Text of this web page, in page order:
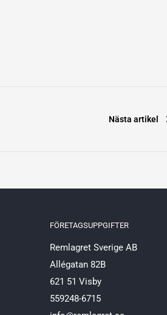
Nästa artikel
FÖRETAGSUPPGIFTER
Remlagret Sverige AB
Allégatan 82B
621 51 Visby
559248-6715